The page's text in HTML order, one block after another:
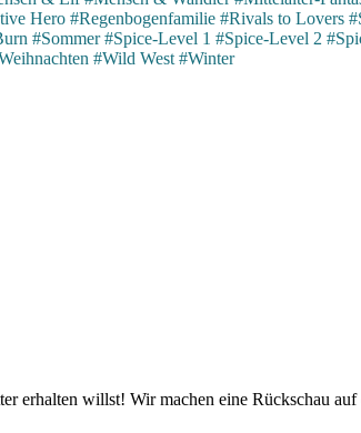
Hero #Regenbogenfamilie #Rivals to Lovers
#Sommer #Spice-Level 1 #Spice-Level 2
#Wild West #Winter
erhalten willst! Wir machen eine Rückschau